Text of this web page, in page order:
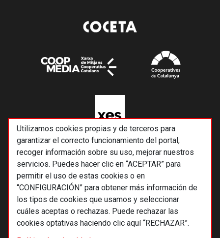
Utilizamos cookies propias y de terceros para
garantizar el correcto funcionamiento del portal,
recoger información sobre su uso, mejorar nuestros
servicios. Puedes hacer clic en “ACEPTAR” para
permitir el uso de estas cookies o en
“CONFIGURACIÓN” para obtener más información de
los tipos de cookies que usamos y seleccionar
cuáles aceptas o rechazas. Puede rechazar las
cookies optativas haciendo clic aquí “RECHAZAR”.
© 2026 Alternativas económicas SCCL